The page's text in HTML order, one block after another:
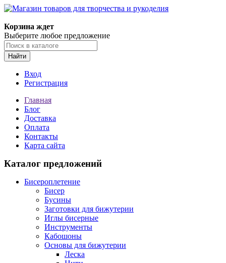
Корзина ждет
Выберите любое предложение
Найти
Вход
Регистрация
Главная
Блог
Доставка
Оплата
Контакты
Карта сайта
Каталог предложений
Бисероплетение
Бисер
Бусины
Заготовки для бижутерии
Иглы бисерные
Инструменты
Кабошоны
Основы для бижутерии
Леска